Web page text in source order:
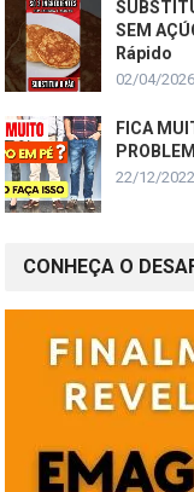
SEM
Rápido
02/04/2026
FICA
22/12/2022
CONHEÇA O